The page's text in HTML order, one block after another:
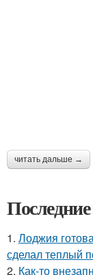
читать дальше →
1. Лоджия
сделал теплый
2. Как-то